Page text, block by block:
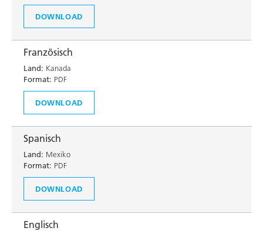
DOWNLOAD
Französisch
Land: Kanada
Format: PDF
DOWNLOAD
Spanisch
Land: Mexiko
Format: PDF
DOWNLOAD
Englisch